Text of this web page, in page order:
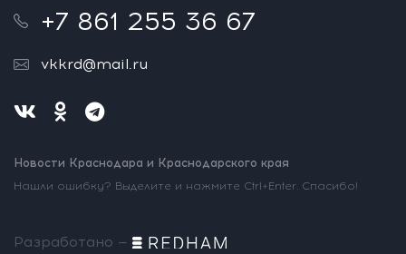
+7 861 255 36 67
vkkrd@mail.ru
Новости Краснодара и Краснодарского края
Нашли ошибку? Выделите и нажмите Ctrl+Enter. Спасибо!
Разработано —